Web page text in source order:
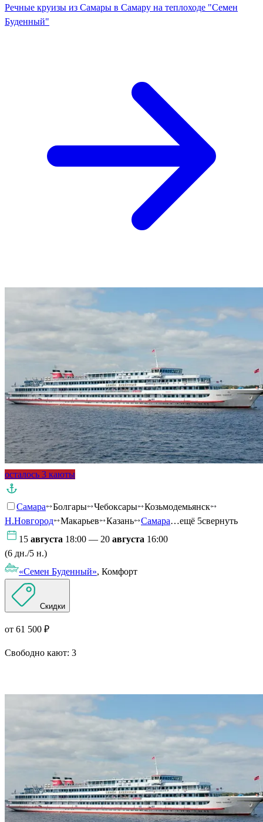
Речные круизы из Самары в Самару на теплоходе "Семен
Буденный"
осталось 3 каюты
Самара Болгары Чебоксары
Козьмодемьянск
Н.Новгород
Макарьев Казань Самара…ещё 5свернуть
15 августа 18:00 — 20 августа 16:00
(6 дн./5 н.)
«Семен Буденный», Комфорт
Скидки
от 61 500 ₽
Свободно кают: 3